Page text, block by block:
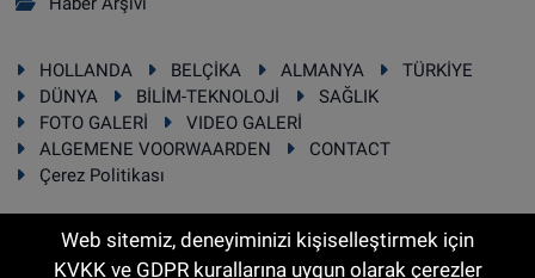
HOLLANDA BELÇİKA ALMANYA
TÜRKİYE
DÜNYA
BİLİM-TEKNOLOJİ
SAĞLIK
FOTO GALERİ
VIDEO GALERİ
ALGEMENE VOORWAARDEN
CONTACT
Çerez Politikası
Web sitemiz, deneyiminizi kişiselleştirmek için
KVKK ve GDPR kurallarına uygun olarak çerezler